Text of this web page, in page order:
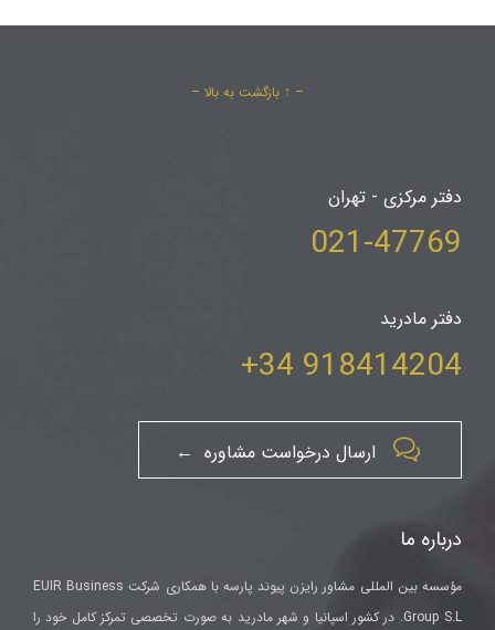
– ↑ بازگشت به بالا –
دفتر مرکزی - تهران
021-47769
دفتر مادرید
918414204 34+
 ارسال درخواست مشاوره ←
درباره ما
مؤسسه بین المللی مشاور رایزن پیوند پارسه با همکاری شرکت EUIR Business
Group S.L. در کشور اسپانیا و شهر مادرید به صورت تخصصی تمرکز کامل خود را